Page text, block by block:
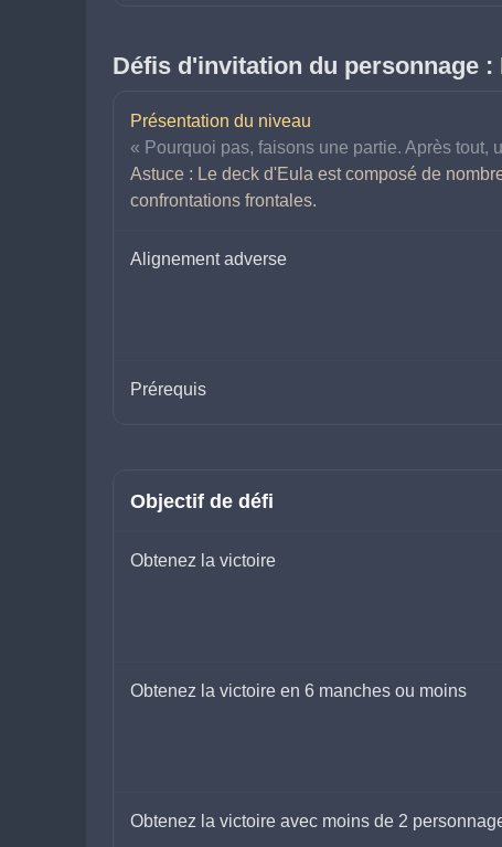
Défis d'invitation du personnage :
Présentation du niveau
« Pourquoi pas, faisons une partie. Après tout,
Astuce : Le deck d'Eula est composé de
confrontations frontales.
Alignement adverse
Prérequis
Objectif de défi
Obtenez la victoire
Obtenez la victoire en 6 manches ou moins
Obtenez la victoire avec moins de 2